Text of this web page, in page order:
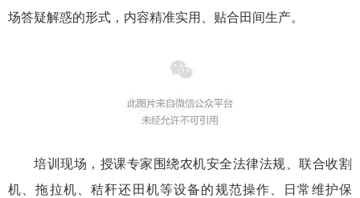
场答疑解惑的形式，内容精准实用、贴合田间生产。
培训现场，授课专家围绕农机安全法律法规、联合收割
机、拖拉机、秸秆还田机等设备的规范操作、日常维护保